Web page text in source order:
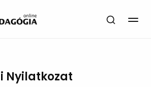
Nyilatkozat